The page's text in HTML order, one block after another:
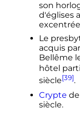
son
d'églises
Le
acquis
Bellême
hôtel
siècle[39].
Crypte
siècle.